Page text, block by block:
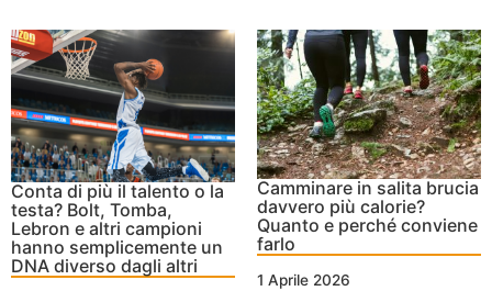
Conta di più il talento o la
testa? Bolt, Tomba,
Lebron e altri campioni
hanno semplicemente un
DNA diverso dagli altri
Camminare in salita brucia
davvero più calorie?
Quanto e perché conviene
farlo
1 Aprile 2026